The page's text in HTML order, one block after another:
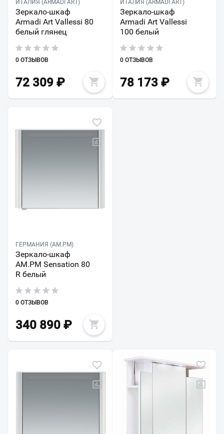
ИТАЛИЯ (ARMADI ART)
Зеркало-шкаф
Armadi Art Vallessi 80
белый глянец
0 ОТЗЫВОВ
72 309 ₽
ИТАЛИЯ (ARMADI ART)
Зеркало-шкаф
Armadi Art Vallessi
100 белый
0 ОТЗЫВОВ
78 173₽
ГЕРМАНИЯ (AM.PM)
Зеркало-шкаф
AM.PM Sensation 80
R белый
0 ОТЗЫВОВ
340 890 ₽